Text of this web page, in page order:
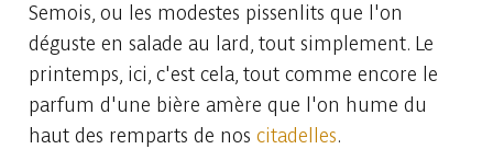
Semois, ou les modestes pissenlits que l'on
déguste en salade au lard, tout simplement. Le
printemps, ici, c'est cela, tout comme encore le
parfum d'une bière amère que l'on hume du
haut des remparts de nos citadelles.